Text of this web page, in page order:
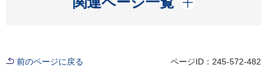
前のページに戻る ページID：245-572-482